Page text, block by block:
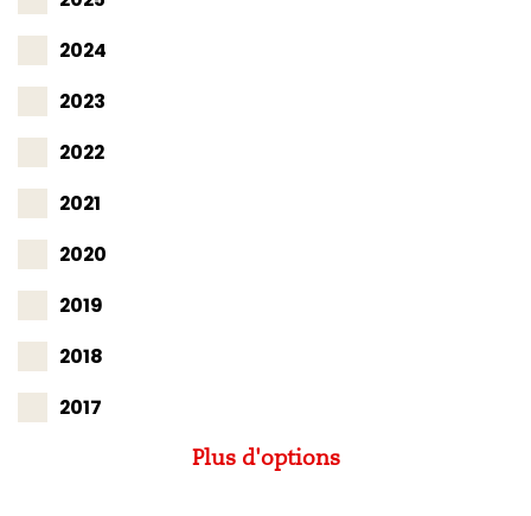
2024
2023
2022
2021
2020
2019
2018
2017
Plus d'options